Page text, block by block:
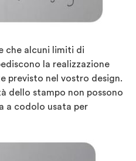
che alcuni limiti di
la realizzazione
previsto nel vostro design.
dello stampo non possono
a codolo usata per